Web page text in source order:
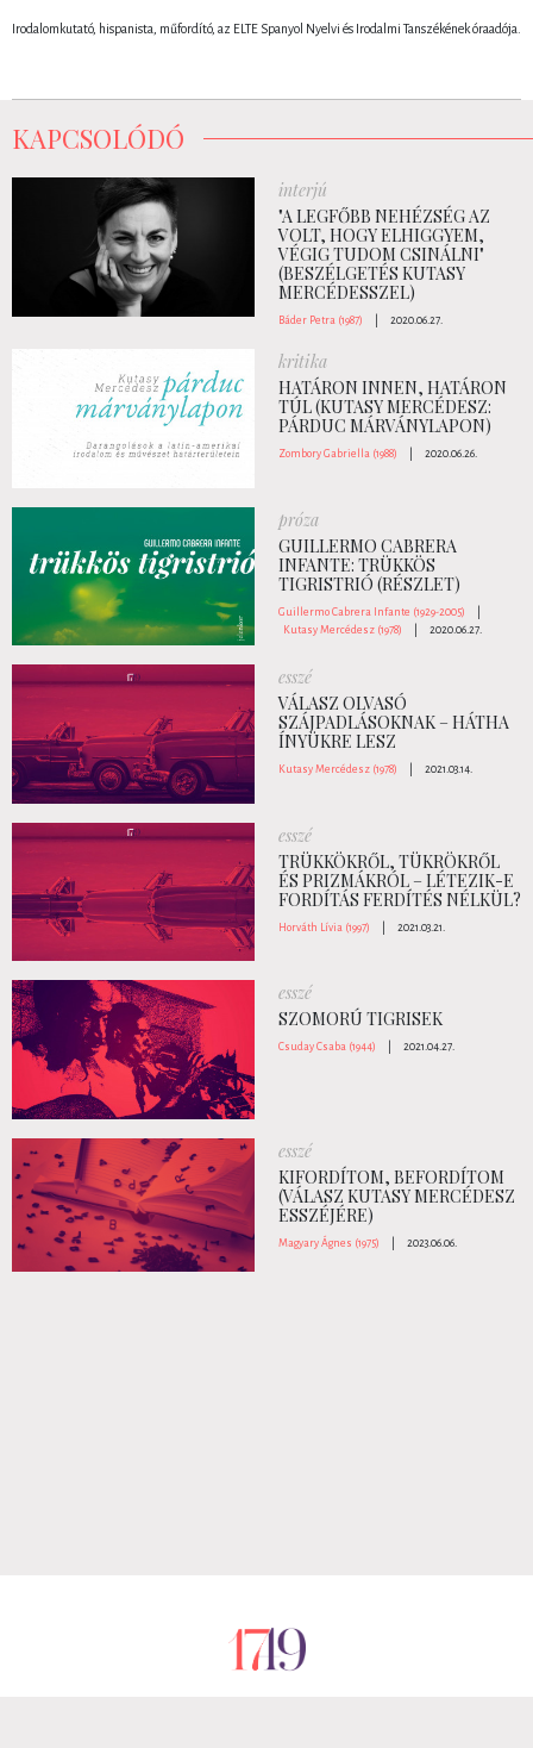
Irodalomkutató, hispanista, műfordító, az ELTE Spanyol Nyelvi és Irodalmi Tanszékének óraadója.
KAPCSOLÓDÓ
interjú
"A LEGFŐBB NEHÉZSÉG AZ
VOLT, HOGY ELHIGGYEM,
VÉGIG TUDOM CSINÁLNI"
(BESZÉLGETÉS KUTASY
MERCÉDESSZEL)
Báder Petra (1987) 2020.06.27.
kritika
HATÁRON INNEN, HATÁRON
TÚL (KUTASY MERCÉDESZ:
PÁRDUC MÁRVÁNYLAPON)
Zombory Gabriella (1988) 2020.06.26.
próza
GUILLERMO CABRERA
INFANTE: TRÜKKÖS
TIGRISTRIÓ (RÉSZLET)
Guillermo Cabrera Infante (1929-2005)
Kutasy Mercédesz (1978)
2020.06.27.
esszé
VÁLASZ OLVASÓ
SZÁJPADLÁSOKNAK – HÁTHA
ÍNYÜKRE LESZ
Kutasy Mercédesz (1978) 2021.03.14.
esszé
TRÜKKÖKRŐL, TÜKRÖKRŐL
ÉS PRIZMÁKRÓL – LÉTEZIK-E
FORDÍTÁS FERDÍTÉS NÉLKÜL?
Horváth Lívia (1997) 2021.03.21.
esszé
SZOMORÚ TIGRISEK
Csuday Csaba (1944) 2021.04.27.
esszé
KIFORDÍTOM, BEFORDÍTOM
(VÁLASZ KUTASY MERCÉDESZ
ESSZÉJÉRE)
Magyary Ágnes (1975) 2023.06.06.